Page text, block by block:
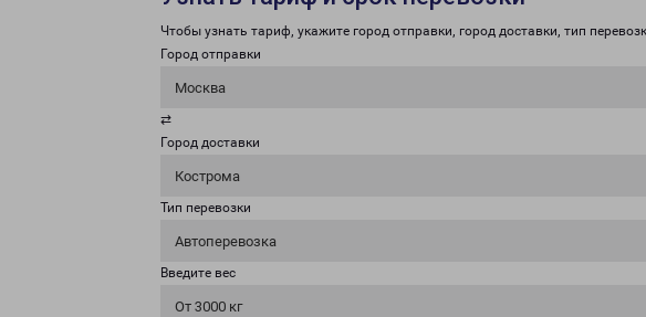
Чтобы узнать тариф, укажите город отправки, город доставки, тип
Город отправки
Москва
⇄
Город доставки
Кострома
Тип перевозки
Автоперевозка
Введите вес
От 3000 кг